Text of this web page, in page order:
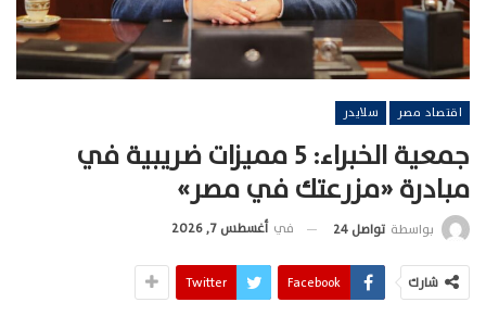
اقتصاد مصر سلايدر
جمعية الخبراء: 5 مميزات ضريبية في
مبادرة «مزرعتك في مصر»
بواسطة تواصل 24 في أغسطس 7, 2026
شارك Facebook
Twitter